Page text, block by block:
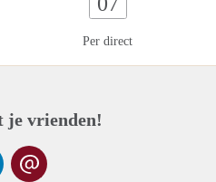
Per direct
je vrienden!